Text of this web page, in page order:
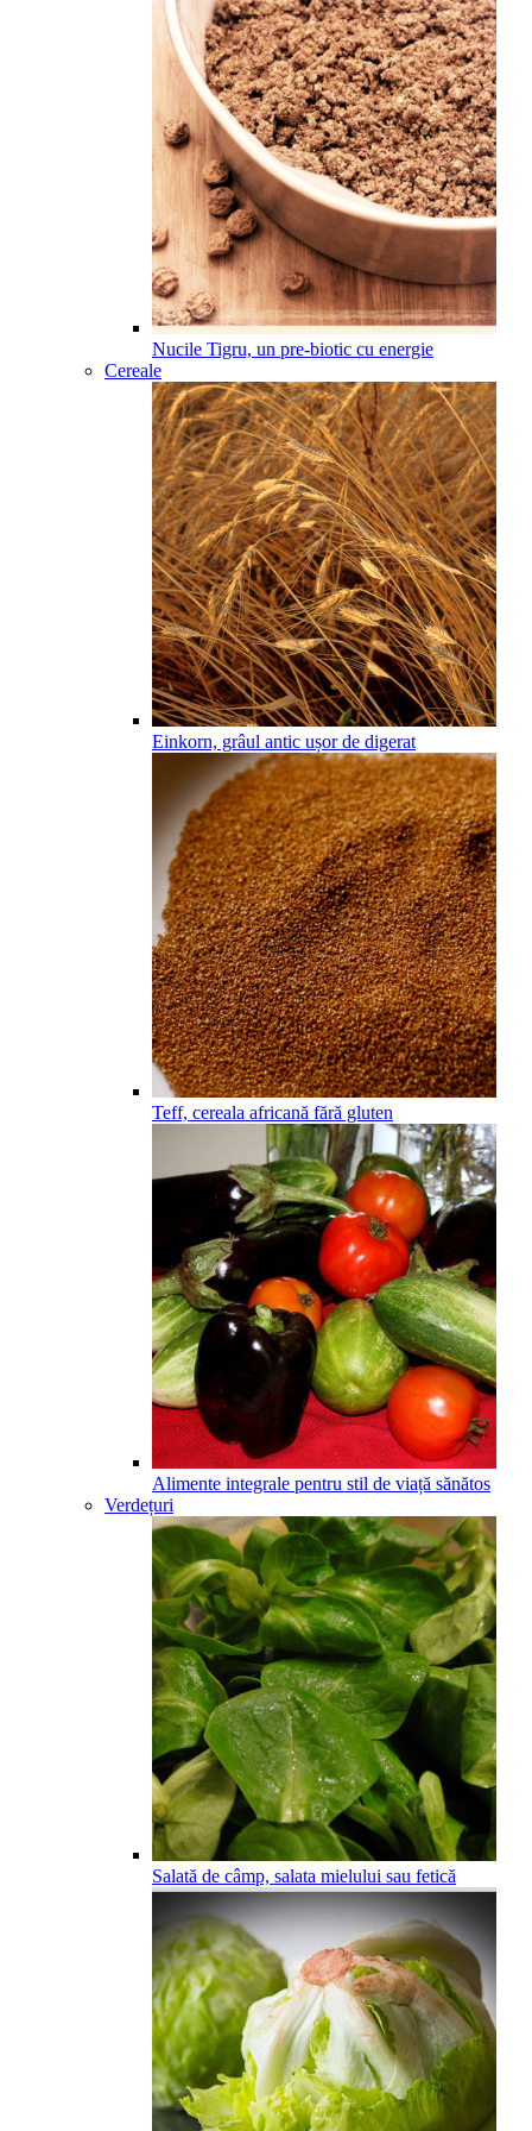
Nucile Tigru, un pre-biotic cu energie
Cereale
Einkorn, grâul antic ușor de digerat
Teff, cereala africană fără gluten
Alimente integrale pentru stil de viață sănătos
Verdețuri
Salată de câmp, salata mielului sau fetică